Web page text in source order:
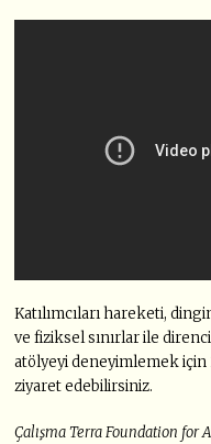
Katılımcıları hareketi,
ve fiziksel sınırlar ile
atölyeyi deneyimlemek için
ziyaret edebilirsiniz.
Çalışma Terra Foundation for